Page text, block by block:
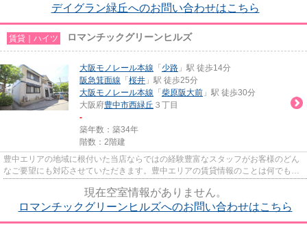
デイグラン緑丘へのお問い合わせはこちら
賃貸｜ハイツ ロマンチックグリーンヒルズ
大阪モノレール本線 「 少路 」駅 徒歩14分
阪急箕面線 「 桜井 」駅 徒歩25分
大阪モノレール本線 「 柴原阪大前 」駅 徒歩30分
大阪府豊中市西緑丘 ３丁目
-
築年数：築34年
階数：2階建
豊中エリアの地域に根付いた当店ならではの経験豊富なスタッフがお客様のどん
なご要望にも対応させていただきます。豊中エリアの賃貸情報のことは何でもお
現在空室情報がありません。
ロマンチックグリーンヒルズへのお問い合わせはこちら